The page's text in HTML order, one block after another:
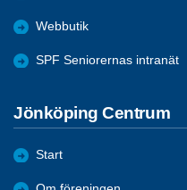
Webbutik
SPF Seniorernas intranät
Jönköping Centrum
Start